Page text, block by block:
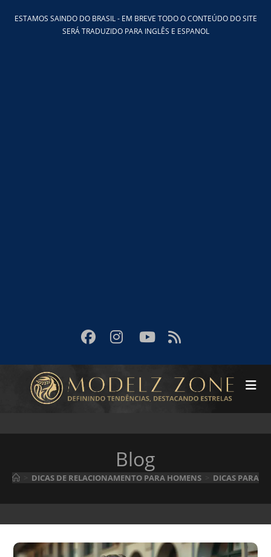
paraESTAMOS SAINDO DO BRASIL - EM BREVE TODO O CONTEÚDO DO SITE
SERÁ TRADUZIDO PARA INGLÊS E ESPANOL
Blog
DICAS DE RELACIONAMENTO PARA HOMENS DICAS PARA